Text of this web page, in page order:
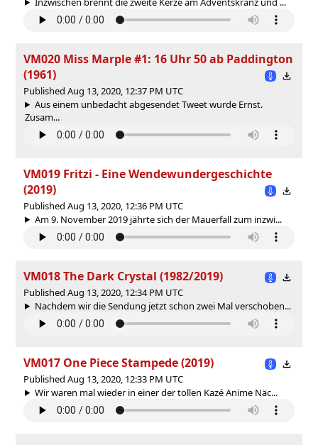
VM020 Miss Marple #1: 16 Uhr 50 ab Paddington
(1961)
Published Aug 13, 2020, 12:37 PM UTC
Aus einem unbedacht abgesendet Tweet wurde Ernst.
Zusam...
VM019 Fritzi - Eine Wendewundergeschichte
(2019)
Published Aug 13, 2020, 12:36 PM UTC
Am 9. November 2019 jährte sich der Mauerfall zum inzwi...
VM018 The Dark Crystal (1982/2019)
Published Aug 13, 2020, 12:34 PM UTC
Nachdem wir die Sendung jetzt schon zwei Mal verschoben...
VM017 One Piece Stampede (2019)
Published Aug 13, 2020, 12:33 PM UTC
Wir waren mal wieder in einer der tollen Kazé Anime Näc...